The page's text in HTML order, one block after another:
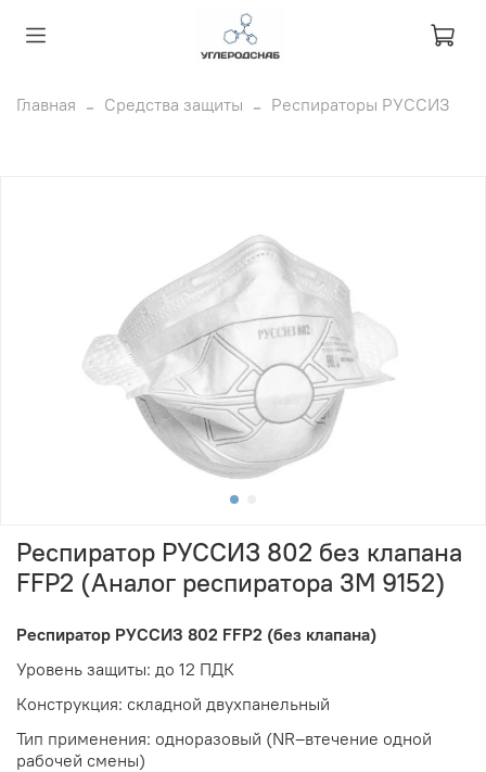
Главная Средства защиты Респираторы РУССИЗ
Респиратор РУССИЗ 802 без клапана
FFP2 (Аналог респиратора 3М 9152)
Респиратор РУССИЗ 802 FFP2 (без клапана)
Уровень защиты: до 12 ПДК
Конструкция: складной двухпанельный
Тип применения: одноразовый (NR–втечение одной
рабочей смены)